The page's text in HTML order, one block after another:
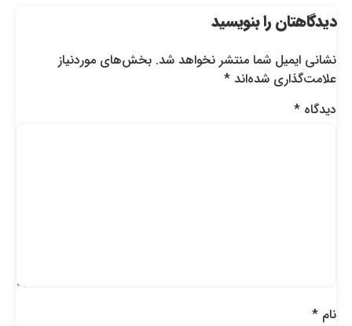
دیدگاهتان را بنویسید
نشانی ایمیل شما منتشر نخواهد شد. بخش‌های موردنیاز
علامت‌گذاری شده‌اند*
دیدگاه*
نام*